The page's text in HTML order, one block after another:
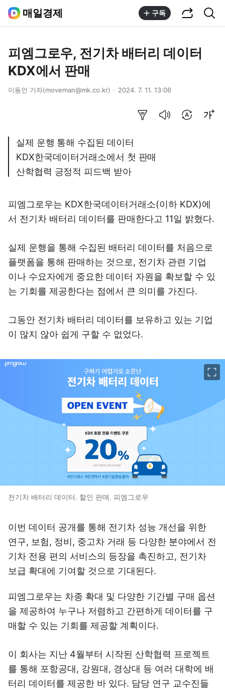
매일경제 구독
피엠그로우, 전기차 배터리 데이터
KDX에서 판매
이동인 기자(moveman@mk.co.kr) 2024. 7. 11. 13:06
실제 운행 통해 수집된 데이터
KDX한국데이터거래소에서 첫 판매
산학협력 긍정적 피드백 받아
피엠그로우는 KDX한국데이터거래소(이하 KDX)에
서 전기차 배터리 데이터를 판매한다고 11일 밝혔다.
실제 운행을 통해 수집된 배터리 데이터를 처음으로
플랫폼을 통해 판매하는 것으로, 전기차 관련 기업
이나 수요자에게 중요한 데이터 자원을 확보할 수 있
는 기회를 제공한다는 점에서 큰 의미를 가진다.
그동안 전기차 배터리 데이터를 보유하고 있는 기업
이 많지 않아 쉽게 구할 수 없었다.
전기차 배터리 데이터. 할인 판매. 피엠그로우
이번 데이터 공개를 통해 전기차 성능 개선을 위한
연구, 보험, 정비, 중고차 거래 등 다양한 분야에서 전
기차 전용 편의 서비스의 등장을 촉진하고, 전기차
보급 확대에 기여할 것으로 기대된다.
피엠그로우는 차종 확대 및 다양한 기간별 구매 옵션
을 제공하여 누구나 저렴하고 간편하게 데이터를 구
매할 수 있는 기회를 제공할 계획이다.
이 회사는 지난 4월부터 시작된 산학협력 프로젝트
를 통해 포항공대, 강원대, 경상대 등 여러 대학에 배
터리 데이터를 제공한 바 있다. 담당 연구 교수진들